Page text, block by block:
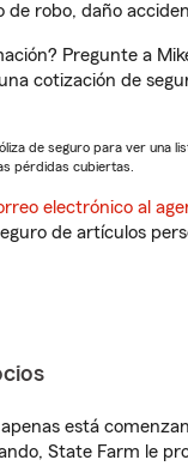
de robo, daño
Pregunte a
cotización de
de seguro para ver una
pérdidas cubiertas.
electrónico al
de artículos
está
State Farm le